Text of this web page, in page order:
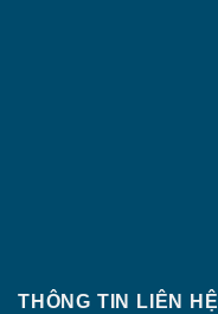
THÔNG TIN LIÊN HỆ